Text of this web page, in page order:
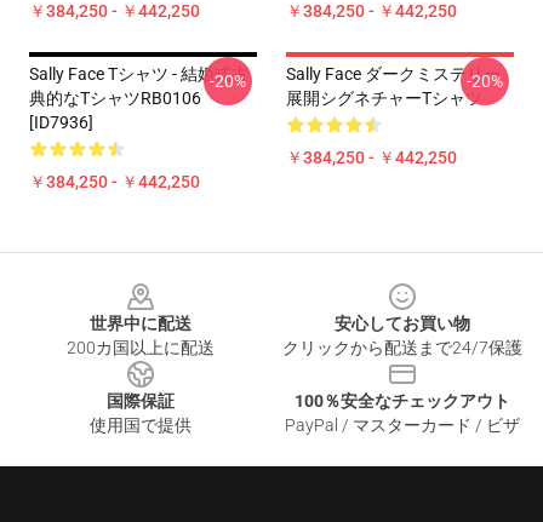
￥384,250 - ￥442,250 ￥384,250 - ￥442,250
Sally Face Tシャツ - 結婚式古
典的なTシャツRB0106
[ID7936]
￥384,250 - ￥442,250
-20%
Sally Face ダークミステリー
展開シグネチャーTシャツ
￥384,250 - ￥442,250
-20%
世界中に配送
200カ国以上に配送
安心してお買い物
クリックから配送まで24/7保護
国際保証
使用国で提供
100％安全なチェックアウト
PayPal / マスターカード / ビザ